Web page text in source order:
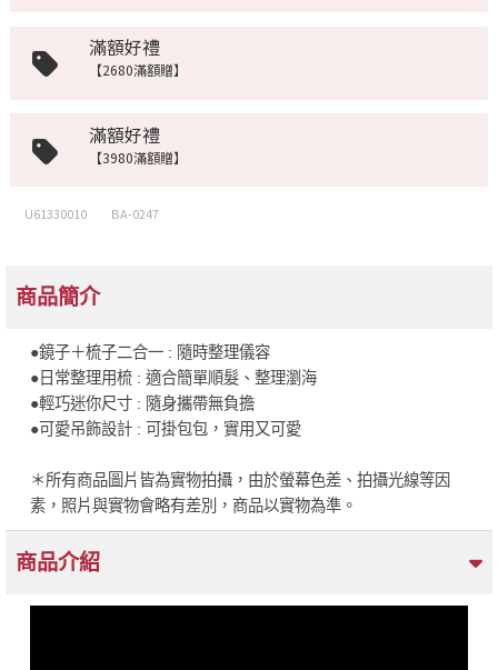
滿額好禮
【2680滿額贈】
滿額好禮
【3980滿額贈】
U61330010 BA-0247
商品簡介
●鏡子＋梳子二合一 : 隨時整理儀容
●日常整理用梳 : 適合簡單順髮、整理瀏海
●輕巧迷你尺寸 : 隨身攜帶無負擔
●可愛吊飾設計 : 可掛包包，實用又可愛
＊所有商品圖片皆為實物拍攝，由於螢幕色差、拍攝光線等因
素，照片與實物會略有差別，商品以實物為準。
商品介紹